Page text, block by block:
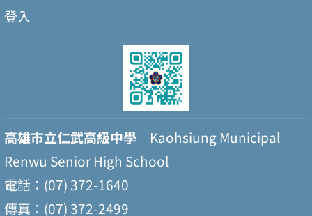
登入
高雄市立仁武高級中學 Kaohsiung Municipal
Renwu Senior High School
電話：(07) 372-1640
傳真：(07) 372-2499